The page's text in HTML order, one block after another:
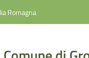
Romagna